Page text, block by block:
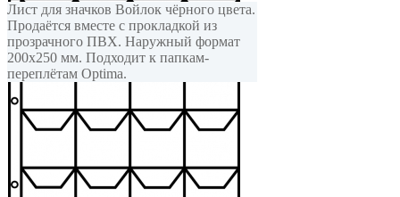
Лист для значков Войлок чёрного цвета.
Продаётся вместе с прокладкой из
прозрачного ПВХ. Наружный формат
200x250 мм. Подходит к папкам-
переплётам Optima.